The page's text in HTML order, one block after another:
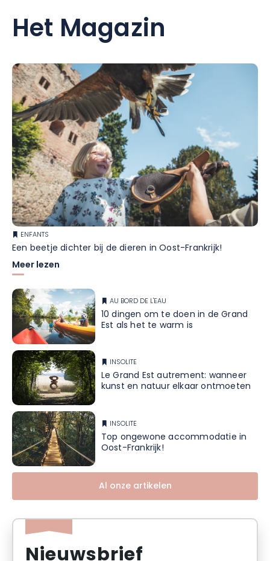
Het Magazin
ENFANTS
Een beetje dichter bij de dieren in Oost-Frankrijk!
Meer lezen
AU BORD DE L'EAU
10 dingen om te doen in de Grand
Est als het te warm is
INSOLITE
Le Grand Est autrement: wanneer
kunst en natuur elkaar ontmoeten
INSOLITE
Top ongewone accommodatie in
Oost-Frankrijk!
Al onze artikelen